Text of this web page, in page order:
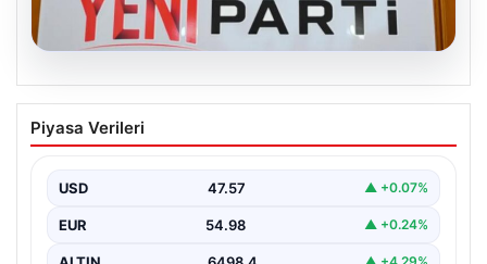
Özgür Özel’den Türkiye’nin Tüm
Demokratlarına Yeni Parti Çağrısı
Meclis'te gerçekleştirdiği ilk grup toplantısında önemli
açıklamalarda…
Piyasa Verileri
USD 47.57 ▲ +0.07%
EUR 54.98 ▲ +0.24%